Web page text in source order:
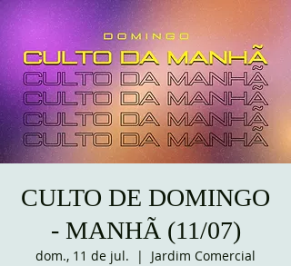
CULTO DE DOMINGO
- MANHÃ (11/07)
dom., 11 de jul.
  |
Jardim Comercial